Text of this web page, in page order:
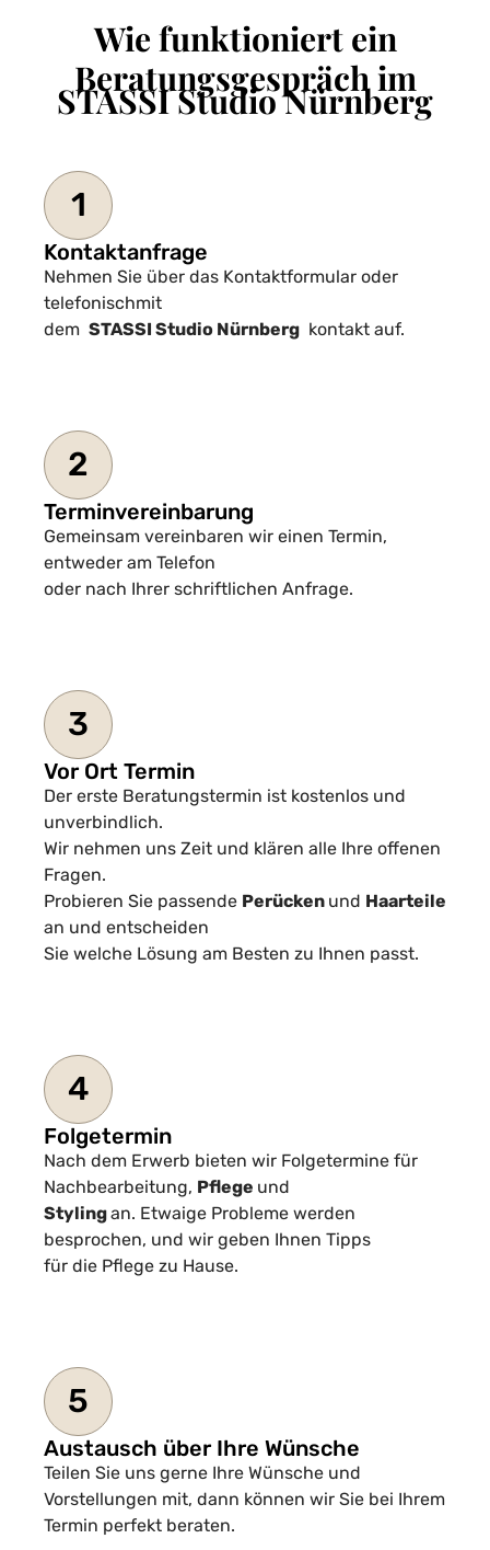
Wie funktioniert ein
Beratungsgespräch im
STASSI Studio Nürnberg
1
Kontaktanfrage
Nehmen Sie über das Kontaktformular oder
telefonischmit
dem STASSI Studio Nürnberg kontakt auf.
2
Terminvereinbarung
Gemeinsam vereinbaren wir einen Termin,
entweder am Telefon
oder nach Ihrer schriftlichen Anfrage.
3
Vor Ort Termin
Der erste Beratungstermin ist kostenlos und
unverbindlich.
Wir nehmen uns Zeit und klären alle Ihre offenen
Fragen.
Probieren Sie passende Perücken und Haarteile
an und entscheiden
Sie welche Lösung am Besten zu Ihnen passt.
4
Folgetermin
Nach dem Erwerb bieten wir Folgetermine für
Nachbearbeitung, Pflege und
Stylingan. Etwaige Probleme werden
besprochen, und wir geben Ihnen Tipps
für die Pflege zu Hause.
5
Austausch über Ihre Wünsche
Teilen Sie uns gerne Ihre Wünsche und
Vorstellungen mit, dann können wir Sie bei Ihrem
Termin perfekt beraten.